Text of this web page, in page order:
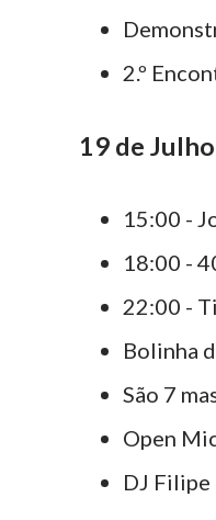
2.º
19 de
15:00 -
18:00 -
22:00 -
Bolinha
São 7
Open
DJ Filipe